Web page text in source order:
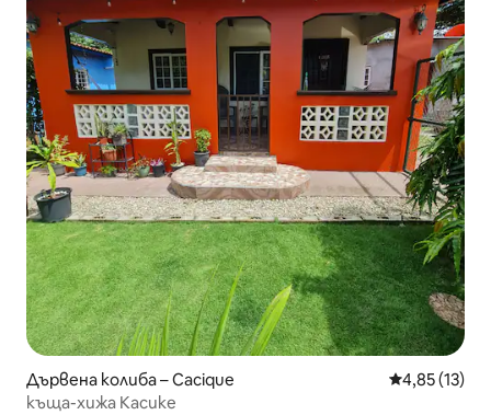
Дървена колиба – Cacique Средна
4,85 (13)
къща-хижа Касике